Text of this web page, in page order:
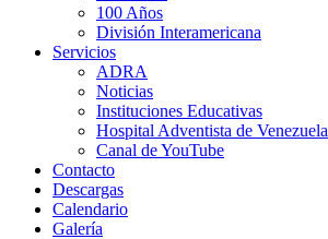
100 Años
División Interamericana
Servicios
ADRA
Noticias
Instituciones Educativas
Hospital Adventista de Venezuela
Canal de YouTube
Contacto
Descargas
Calendario
Galería